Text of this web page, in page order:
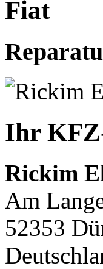
Fiat
Ihr
Rickim
Am
52353